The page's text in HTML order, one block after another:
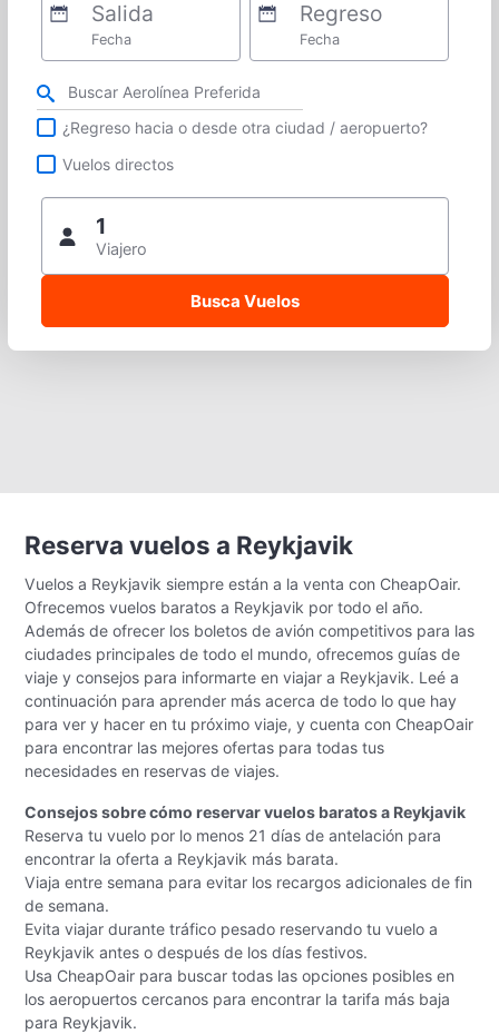
Salida
Fecha
Regreso
Fecha
Refina tu búsqueda por aerolínea, ciudad o aeropuerto o vuelos directos
¿Regreso hacia o desde otra ciudad / aeropuerto?
Vuelos directos
1
Viajero
Reserva vuelos a Reykjavik
Vuelos a Reykjavik siempre están a la venta con CheapOair.
Ofrecemos vuelos baratos a Reykjavik por todo el año.
Además de ofrecer los boletos de avión competitivos para las
ciudades principales de todo el mundo, ofrecemos guías de
viaje y consejos para informarte en viajar a Reykjavik. Leé a
continuación para aprender más acerca de todo lo que hay
para ver y hacer en tu próximo viaje, y cuenta con CheapOair
para encontrar las mejores ofertas para todas tus
necesidades en reservas de viajes.
Consejos sobre cómo reservar vuelos baratos a Reykjavik
Reserva tu vuelo por lo menos 21 días de antelación para
encontrar la oferta a Reykjavik más barata.
Viaja entre semana para evitar los recargos adicionales de fin
de semana.
Evita viajar durante tráfico pesado reservando tu vuelo a
Reykjavik antes o después de los días festivos.
Usa CheapOair para buscar todas las opciones posibles en
los aeropuertos cercanos para encontrar la tarifa más baja
para Reykjavik.